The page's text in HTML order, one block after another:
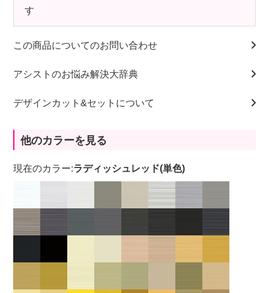
す
この商品についてのお問い合わせ
アシストのお悩み解決大辞典
デザインカット&セットについて
他のカラーを見る
現在のカラー:ラディッシュレッド(単色)